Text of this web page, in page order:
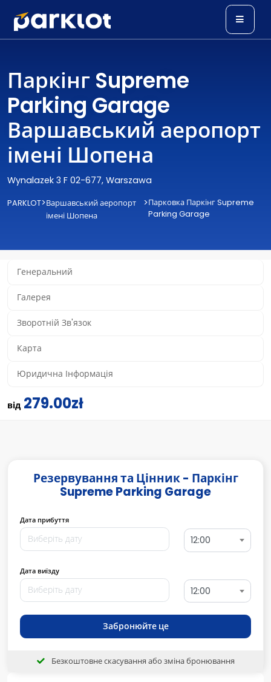
Паркінг Supreme
Parking Garage
Варшавський аеропорт
імені Шопена
Wynalazek 3 F 02-677, Warszawa
PARKLOT>Варшавський аеропорт
імені Шопена
>Парковка Паркінг Supreme
Parking Garage
Генеральний
Галерея
Зворотній Зв'язок
Карта
Юридична Інформація
від 279.00zł
Резервування та Цінник - Паркінг
Supreme Parking Garage
Дата прибуття
12:00
Дата виїзду
12:00
Забронюйте це
Безкоштовне скасування або зміна бронювання